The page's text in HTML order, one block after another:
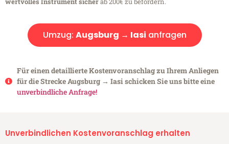
Umzug: Augsburg → Iasi anfragen
Für einen detaillierte Kostenvoranschlag zu Ihrem Anliegen
für die Strecke Augsburg → Iasi schicken Sie uns bitte eine
unverbindliche Anfrage!
Unverbindlichen Kostenvoranschlag erhalten